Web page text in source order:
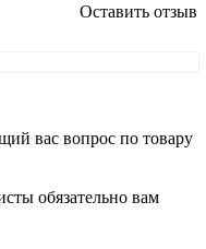
Оставить отзыв
вас вопрос по товару
обязательно вам